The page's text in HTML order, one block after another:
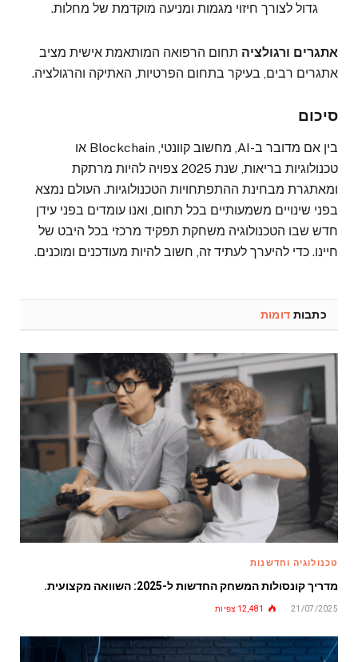
גדול לצורך חיזוי מגמות ומניעה מוקדמת של מחלות.
אתגרים ורגולציה תחום הרפואה המותאמת אישית מציב
אתגרים רבים, בעיקר בתחום הפרטיות, האתיקה והרגולציה.
סיכום
בין אם מדובר ב-AI, מחשוב קוונטי, Blockchain או
טכנולוגיות בריאות, שנת 2025 צפויה להיות מרתקת
ומאתגרת מבחינת ההתפתחויות הטכנולוגיות. העולם נמצא
בפני שינויים משמעותיים בכל תחום, ואנו עומדים בפני עידן
חדש שבו הטכנולוגיה משחקת תפקיד מרכזי בכל היבט של
חיינו. כדי להיערך לעתיד זה, חשוב להיות מעודכנים ומוכנים.
כתבות דומות
טכנולוגיה וחדשנות
מדריך קונסולות המשחק החדשות ל-2025: השוואה מקצועית.
21/07/2025
12,481 צפיות